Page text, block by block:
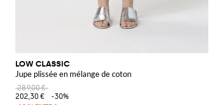
LOW CLASSIC
Jupe plissée en mélange de coton
289,00 €
202,30 €
-30%